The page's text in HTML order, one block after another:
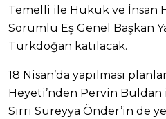
Temelli ile Hukuk ve İnsan
Sorumlu Eş Genel Başkan
Türkdoğan katılacak.
18 Nisan’da yapılması
Heyeti’nden Pervin
Sırrı Süreyya Önder’in de